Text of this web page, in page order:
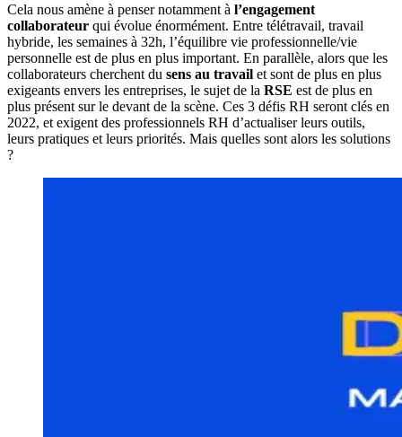
Cela nous amène à penser notamment à l’engagement
collaborateur qui évolue énormément. Entre télétravail, travail
hybride, les semaines à 32h, l’équilibre vie professionnelle/vie
personnelle est de plus en plus important. En parallèle, alors que les
collaborateurs cherchent du sens au travail et sont de plus en plus
exigeants envers les entreprises, le sujet de la RSE est de plus en
plus présent sur le devant de la scène. Ces 3 défis RH seront clés en
2022, et exigent des professionnels RH d’actualiser leurs outils,
leurs pratiques et leurs priorités. Mais quelles sont alors les solutions
?